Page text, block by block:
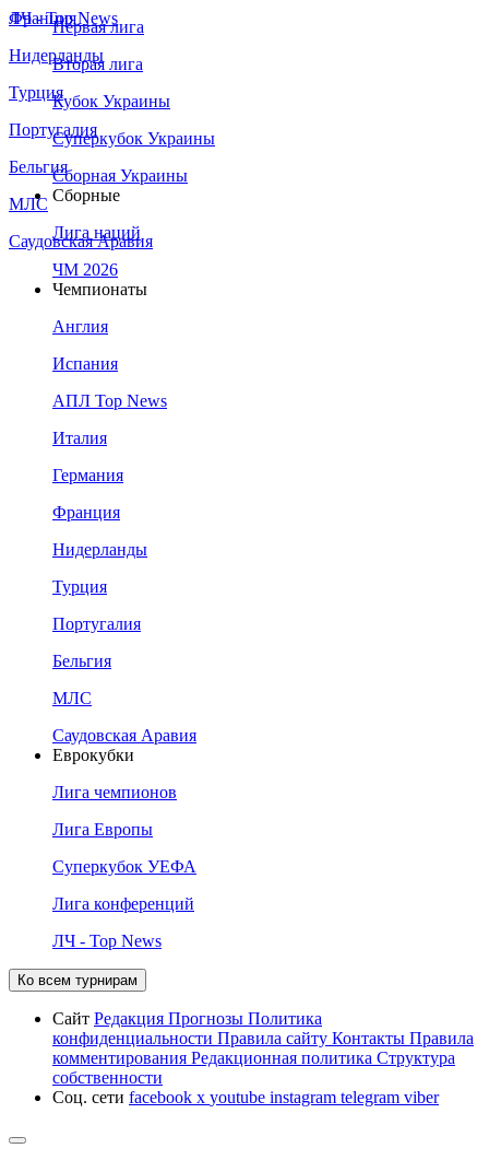
Франция
Нидерланды
Турция
Португалия
Бельгия
МЛС
Саудовская Аравия
ЛЧ - Top News
Первая лига
Вторая лига
Кубок Украины
Суперкубок Украины
Сборная Украины
Сборные
Лига наций
ЧМ 2026
Чемпионаты
Англия
Испания
АПЛ Top News
Италия
Германия
Франция
Нидерланды
Турция
Португалия
Бельгия
МЛС
Саудовская Аравия
Еврокубки
Лига чемпионов
Лига Европы
Суперкубок УЕФА
Лига конференций
ЛЧ - Top News
Ко всем турнирам
Сайт Редакция Прогнозы Политика
конфиденциальности Правила сайту Контакты Правила
комментирования Редакционная политика Структура
собственности
Соц. сети facebook x youtube instagram telegram viber